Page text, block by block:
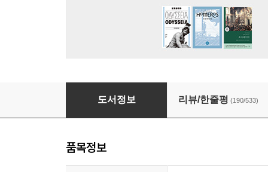
12가지 인생의 법칙
도서정보 리뷰/한줄평 (190/533)
품목정보